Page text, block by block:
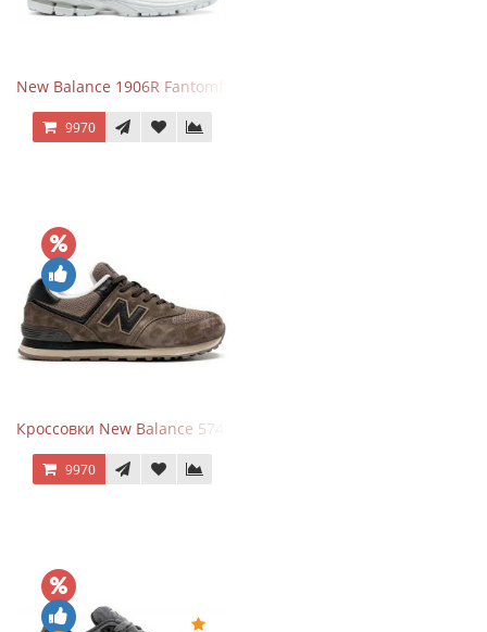
New Balance 1906R Fantomfit White
9970
Кроссовки New Balance 574 Umber Black
9970